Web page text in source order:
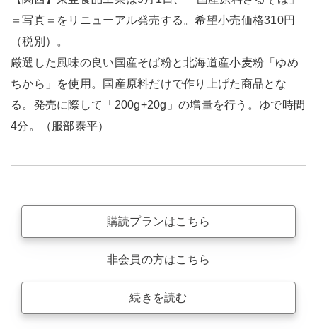
＝写真＝をリニューアル発売する。希望小売価格310円
（税別）。
厳選した風味の良い国産そば粉と北海道産小麦粉「ゆめ
ちから」を使用。国産原料だけで作り上げた商品とな
る。発売に際して「200g+20g」の増量を行う。ゆで時間
4分。（服部泰平）
購読プランはこちら
非会員の方はこちら
続きを読む